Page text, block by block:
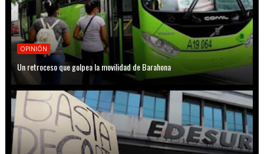
OPINIÓN
Un retroceso que golpea la movilidad de Barahona